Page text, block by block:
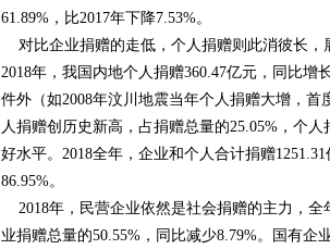
61.89%，比2017年下降7.53%。
对比企业捐赠的走低，个人捐赠则此消彼长，
2018年，我国内地个人捐赠360.47亿元，同比增
件外（如2008年汶川地震当年个人捐赠大增，首
人捐赠创历史新高，占捐赠总量的25.05%，个
好水平。2018全年，企业和个人合计捐赠
86.95%。
2018年，民营企业依然是社会捐赠的主力，全
业捐赠总量的50.55%，同比减少8.79%。国有企